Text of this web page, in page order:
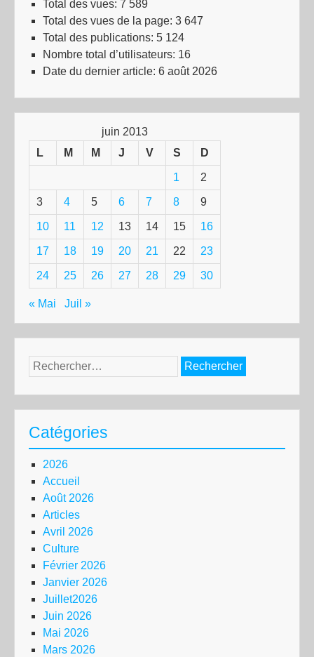
Total des vues: 7 589
Total des vues de la page: 3 647
Total des publications: 5 124
Nombre total d’utilisateurs: 16
Date du dernier article: 6 août 2026
juin 2013
L
M M J V S D
1 2
3 4 5 6 7 8 9
10 11 12 13 14 15 16
17 18 19 20 21 22 23
24 25 26 27 28 29 30
« Mai Juil »
Rechercher :
Catégories
2026
Accueil
Août 2026
Articles
Avril 2026
Culture
Février 2026
Janvier 2026
Juillet2026
Juin 2026
Mai 2026
Mars 2026